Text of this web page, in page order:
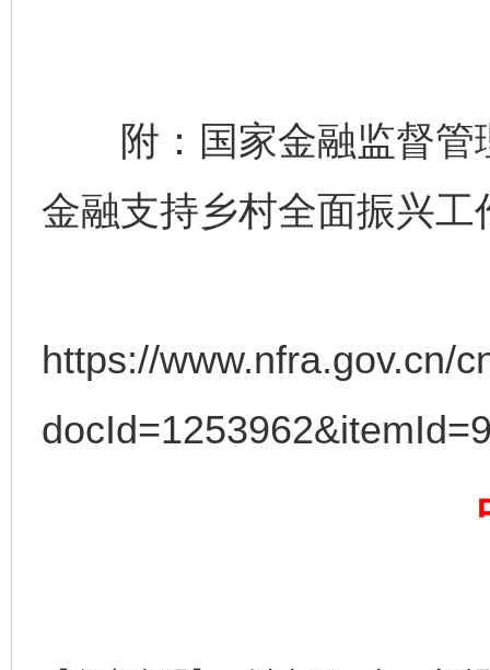
附：国家金融监督管
金融支持乡村全面振兴工
https://www.nfra.gov.cn/